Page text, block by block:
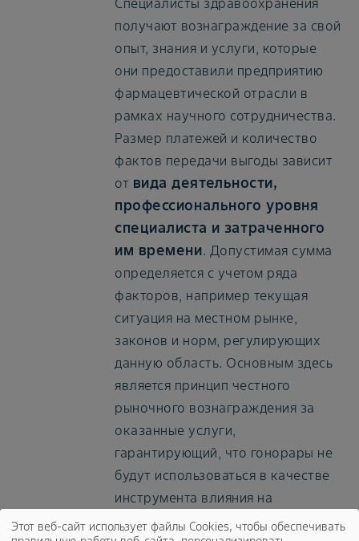
Специалисты здравоохранения
получают вознаграждение за свой
опыт, знания и услуги, которые
они предоставили предприятию
фармацевтической отрасли в
рамках научного сотрудничества.
Размер платежей и количество
фактов передачи выгоды зависит
от вида деятельности,
профессионального уровня
специалиста и затраченного
им времени. Допустимая сумма
определяется с учетом ряда
факторов, например текущая
ситуация на местном рынке,
законов и норм, регулирующих
данную область. Основным здесь
является принцип честного
рыночного вознаграждения за
оказанные услуги,
гарантирующий, что гонорары не
будут использоваться в качестве
инструмента влияния на
специалистов здравоохранения в
Этот веб-сайт использует файлы Cookies, чтобы обеспечивать